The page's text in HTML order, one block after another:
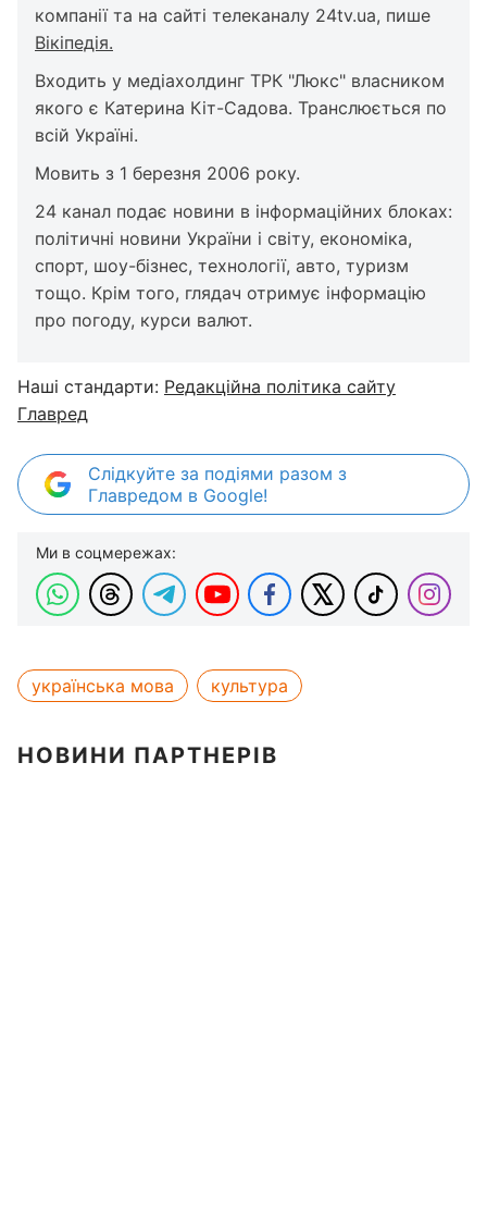
компанії та на сайті телеканалу 24tv.ua, пише
Вікіпедія.
Входить у медіахолдинг ТРК "Люкс" власником
якого є Катерина Кіт-Садова. Транслюється по
всій Україні.
Мовить з 1 березня 2006 року.
24 канал подає новини в інформаційних блоках:
політичні новини України і світу, економіка,
спорт, шоу-бізнес, технології, авто, туризм
тощо. Крім того, глядач отримує інформацію
про погоду, курси валют.
Наші стандарти: Редакційна політика сайту
Главред
Слідкуйте за подіями разом з
Главредом в Google!
Ми в соцмережах:
українська мова культура
НОВИНИ ПАРТНЕРІВ